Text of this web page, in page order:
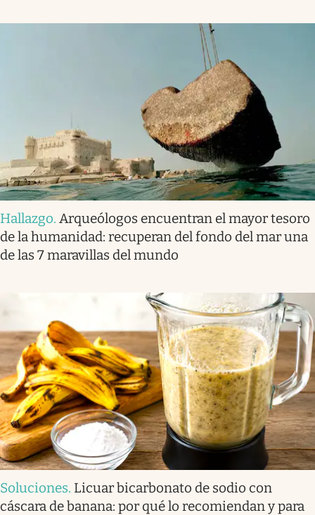
Hallazgo. Arqueólogos encuentran el mayor tesoro
de la humanidad: recuperan del fondo del mar una
de las 7 maravillas del mundo
Soluciones. Licuar bicarbonato de sodio con
cáscara de banana: por qué lo recomiendan y para